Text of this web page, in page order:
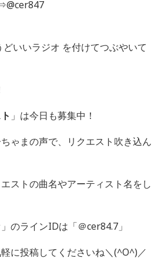
いいラジオ を付けてつぶやいて
」は今日も募集中！
ゃまの声で、リクエスト吹き込ん
ストの曲名やアーティスト名をし
のラインIDは「＠cer84.7」
に投稿してくださいね＼(^O^)／